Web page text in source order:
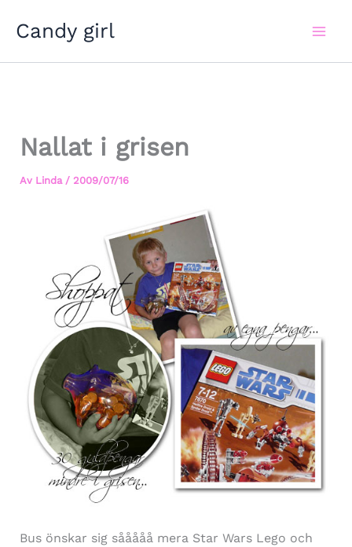
Candy girl
Nallat i grisen
Av Linda / 2009/07/16
Bus önskar sig sååååå mera Star Wars Lego och